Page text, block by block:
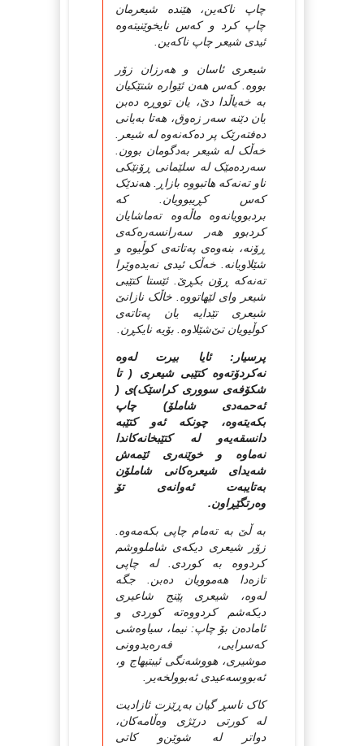
چاپ ناکه‌ین، هێنده‌ شیعرمان
چاپ کرد و که‌س نایخوێنیته‌وه‌
ئیدی شیعر چاپ ناکه‌ین.
شیعری ئاسان و هه‌رزان زۆر
بووه‌. که‌س هه‌ن ئێواره‌ شتێکیان
به‌ خه‌یاڵدا دێ، یان تووڕه‌ ده‌بن
یان دێنه‌ سه‌ر زه‌وق، هه‌تا به‌یانی
ده‌فته‌رێک پر ده‌که‌نه‌وه‌ له‌ شیعر.
خه‌ڵک له‌ شیعر به‌دگومان بوون.
سه‌رده‌مێک له‌ سلێمانی ڕۆنێکی
ناو ته‌نه‌که‌ هاتبووه‌ بازاڕ. هه‌ندێک
که‌س کڕیبوویان. که‌
بردبوویانه‌وه‌ ماڵه‌وه‌ ته‌ماشایان
کردبوو هه‌ر سه‌رانسه‌ره‌که‌ی
ڕۆنه‌، بنه‌وه‌ی په‌تاته‌ی کوڵیوه‌ و
شێلاویانه‌. خه‌ڵک ئیدی نه‌یده‌وێرا
ته‌نه‌که‌ ڕۆن بکڕێ. ئێستا کتێبی
شیعر وای لێهاتووه‌. خاڵک نازانێ
شیعری تێدایه‌ یان په‌تاته‌ی
کوڵیویان تێ‌شێلاوه‌. بۆیه‌ نایکڕن.
پرسیار: ئایا بیرت لەوە
نەکردۆتەوە کتێبی شیعری ( تا
شکۆفەی سووری کراسێک)ی (
ئەحمەدی شاملۆ) چاپ
بکەیتەوە، چونکە ئەو کتێبە
دانسقەیەو لە کتێبخانەکاندا
نەماوە و خوێنەری ئێمەش
شەیدای شیعرەکانی شاملۆن
بەتایبەت ئەوانەی تۆ
وەرتگێڕاون.
به‌ ڵێ به‌ ته‌مام چاپی بکه‌مه‌وه‌.
زۆر شیعری دیکه‌ی شاملووشم
کردووه‌ به‌ کوردی. له‌ چاپی
تازه‌دا هه‌موویان ده‌بن. جگه‌
له‌وه‌، شیعری پێنج شاعیری
دیکه‌شم کردووه‌ته‌ کوردی و
ئاماده‌ن بۆ چاپ: نیما، سیاوه‌شی
که‌سرایی، فه‌ره‌یدوونی
موشیری، هووشه‌نگی ئیبتیهاج و،
ئه‌بووسه‌عیدی ئه‌بوولخه‌یر.
کاک ناسڕ گیان بەڕێزت ئازادیت
لە کورتی درێژی وەڵامەکان،
دواتر لە شوێن‌و کاتی